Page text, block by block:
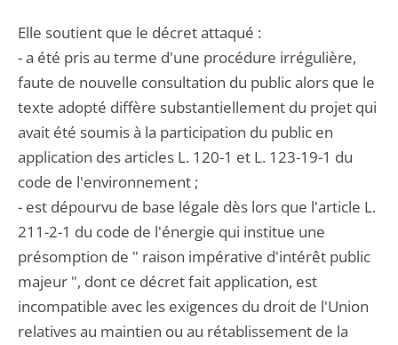
Elle soutient que le décret attaqué :
- a été pris au terme d'une procédure irrégulière,
faute de nouvelle consultation du public alors que le
texte adopté diffère substantiellement du projet qui
avait été soumis à la participation du public en
application des articles L. 120-1 et L. 123-19-1 du
code de l'environnement ;
- est dépourvu de base légale dès lors que l'article L.
211-2-1 du code de l'énergie qui institue une
présomption de " raison impérative d'intérêt public
majeur ", dont ce décret fait application, est
incompatible avec les exigences du droit de l'Union
relatives au maintien ou au rétablissement de la